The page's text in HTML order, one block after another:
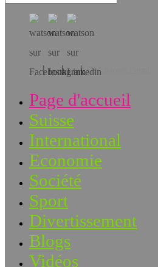
Téléchargez l’app!
Page d'accueil
Suisse
International
Economie
Société
Sport
Divertissement
Blogs
Vidéos